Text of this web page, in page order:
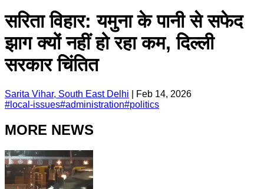
सरिता विहार: यमुना के पानी से सफेद
झाग क्यों नहीं हो रहा कम, दिल्ली
सरकार चिंतित
Sarita Vihar, South East Delhi
Feb 14, 2026
# local-issues#administration#politics
MORE NEWS